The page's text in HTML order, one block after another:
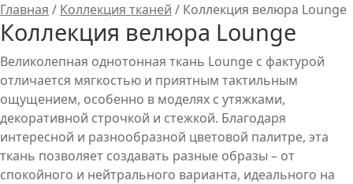
Главная / Коллекция тканей / Коллекция велюра Lounge
Коллекция велюра Lounge
Великолепная однотонная ткань Lounge с фактурой
отличается мягкостью и приятным тактильным
ощущением, особенно в моделях с утяжками,
декоративной строчкой и стежкой. Благодаря
интересной и разнообразной цветовой палитре, эта
ткань позволяет создавать разные образы – от
спокойного и нейтрального варианта, идеального на